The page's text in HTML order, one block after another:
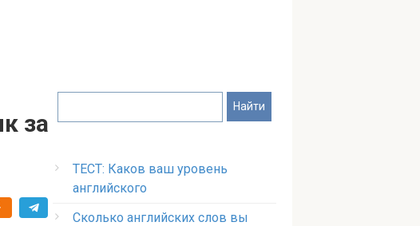
за
ТЕСТ: Каков ваш уровень
английского
Сколько английских слов вы